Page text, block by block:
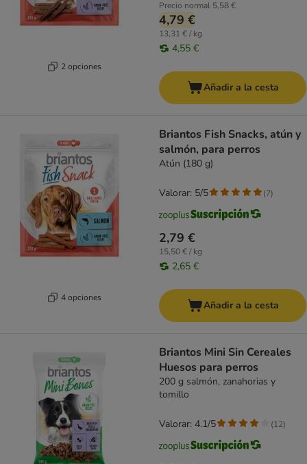
2 opciones
Precio normal 5,58 €
4,79 €
13,31 € / kg
4,55 €
Añadir a la cesta
4 opciones
Briantos Fish Snacks, atún y
salmón, para perros
Atún (180 g)
2,79 €
15,50 € / kg
2,65 €
Valorar: 5/5 (7)
Añadir a la cesta
Briantos Mini Sin Cereales
Huesos para perros
200 g salmón, zanahorias y
tomillo
Valorar: 4.1/5 (12)